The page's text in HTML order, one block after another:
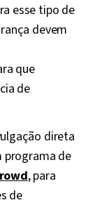
esse tipo de
devem
que
de
direta
programa de
, para
de